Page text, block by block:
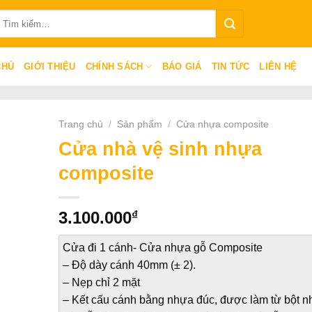
kiếm:
GIỚI THIỆU CHÍNH SÁCH BÁO GIÁ TIN TỨC LIÊN HỆ
Trang chủ / Sản phẩm / Cửa nhựa composite
Cửa nhà vệ sinh nhựa
composite
3.100.000₫
Cửa đi 1 cánh- Cửa nhựa gỗ Composite
– Độ dày cánh 40mm (± 2).
– Nẹp chỉ 2 mặt
– Kết cấu cánh bằng nhựa đúc, được làm từ bột